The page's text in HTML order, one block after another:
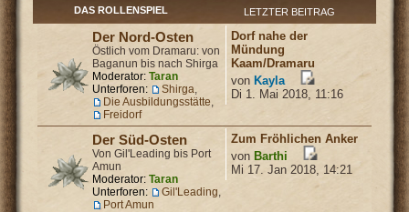
DAS ROLLENSPIEL LETZTER BEITRAG
Der Nord-Osten
Östlich vom Dramaru: von
Baganun bis nach Shirga
Moderator: Taran
Unterforen:
Shirga
Die Ausbildungsstätte
Freidorf
Dorf nahe der
Mündung
Kaam/Dramaru
von Kayla
Di 1. Mai 2018, 11:16
Der Süd-Osten
Von Gil'Leading bis Port
Amun
Moderator: Taran
Unterforen:
Gil'Leading
Port Amun
Zum Fröhlichen Anker
von Barthi
Mi 17. Jan 2018, 14:21